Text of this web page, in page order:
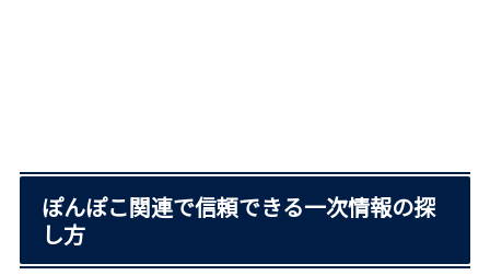
ぽんぽこ関連で信頼できる一次情報の探
し方